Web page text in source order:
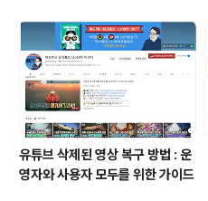
유튜브 삭제된 영상 복구 방법 : 운
영자와 사용자 모두를 위한 가이드